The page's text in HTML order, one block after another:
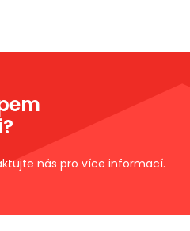
nás pro více informací.
Pobočka